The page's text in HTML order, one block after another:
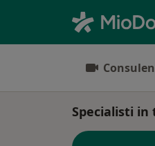
Specialisti